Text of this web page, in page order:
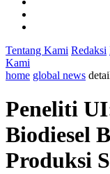
Tentang Kami Redaksi
Kami
home global news
Peneliti
Biodiesel
Produksi